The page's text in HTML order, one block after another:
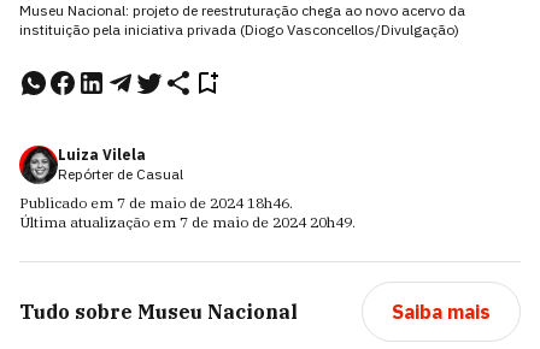
Museu Nacional: projeto de reestruturação chega ao novo acervo da
instituição pela iniciativa privada (Diogo Vasconcellos/Divulgação)
Luiza Vilela
Repórter de Casual
Publicado em 7 de maio de 2024 18h46.
Última atualização em 7 de maio de 2024 20h49.
Tudo sobre Museu Nacional Saiba mais